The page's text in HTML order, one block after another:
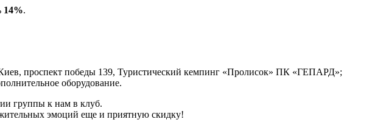
14%.
проспект победы 139, Туристический кемпинг «Пролисок» ПК «ГЕПАРД»;
оборудование.
группы к нам в клуб.
эмоций еще и приятную скидку!